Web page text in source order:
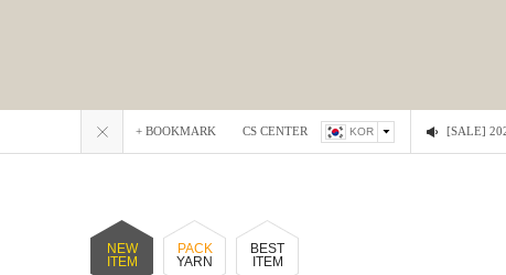
+ BOOKMARK CS CENTER KOR [SALE]
NEW
ITEM
PACK
YARN
BEST
ITEM